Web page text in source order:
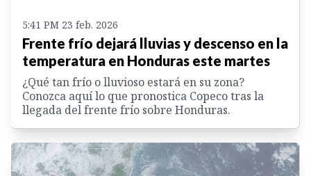
5:41 PM 23 feb. 2026
Frente frío dejará lluvias y descenso en la
temperatura en Honduras este martes
¿Qué tan frío o lluvioso estará en su zona?
Conozca aquí lo que pronostica Copeco tras la
llegada del frente frío sobre Honduras.